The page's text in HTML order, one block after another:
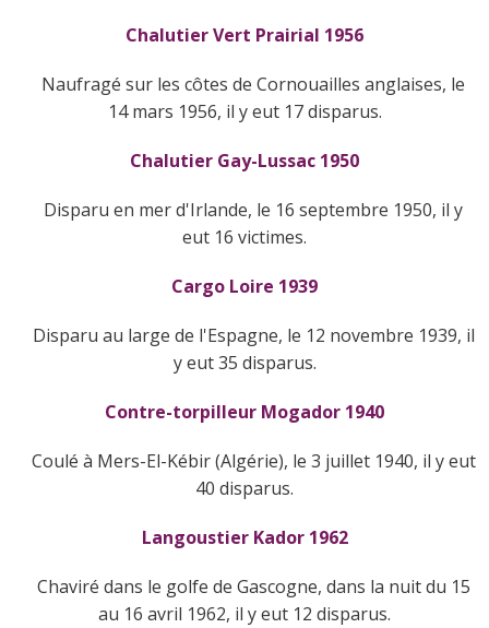
Chalutier Vert Prairial 1956
Naufragé sur les côtes de Cornouailles anglaises, le
14 mars 1956, il y eut 17 disparus.
Chalutier Gay-Lussac 1950
Disparu en mer d'Irlande, le 16 septembre 1950, il y
eut 16 victimes.
Cargo Loire 1939
Disparu au large de l'Espagne, le 12 novembre 1939, il
y eut 35 disparus.
Contre-torpilleur Mogador 1940
Coulé à Mers-El-Kébir (Algérie), le 3 juillet 1940, il y eut
40 disparus.
Langoustier Kador 1962
Chaviré dans le golfe de Gascogne, dans la nuit du 15
au 16 avril 1962, il y eut 12 disparus.